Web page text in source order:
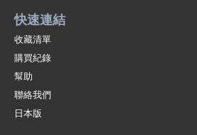
快速連結
收藏清單
購買紀錄
幫助
聯絡我們
日本版